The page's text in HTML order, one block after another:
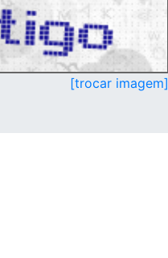
[trocar imagem]